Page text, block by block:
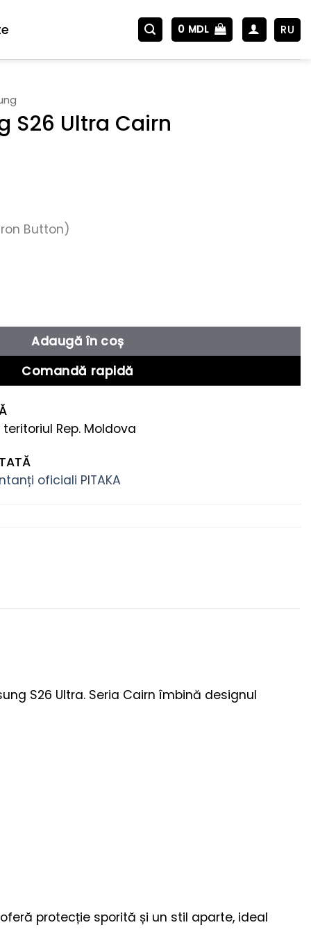
0 MDL RU
S26 Ultra Cairn
Button)
Adaugă în coș
Comandă rapidă
Rep. Moldova
oficiali PITAKA
S26 Ultra. Seria Cairn îmbină designul
protecție sporită și un stil aparte, ideal